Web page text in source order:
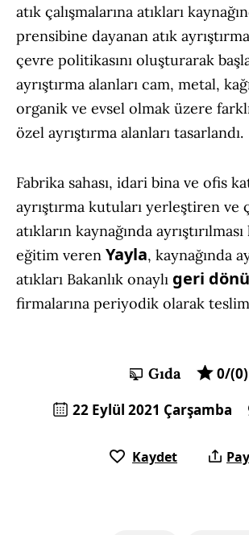
atık çalışmalarına atıkları
prensibine dayanan atık
çevre politikasını oluşturarak
ayrıştırma alanları cam, metal,
organik ve evsel olmak üzere
özel ayrıştırma alanları tasarlandı.
Fabrika sahası, idari bina ve ofis
ayrıştırma kutuları yerleştiren ve
atıkların kaynağında
eğitim veren Yayla, kaynağında
atıkları Bakanlık onaylı geri
firmalarına periyodik olarak
Gıda
0/(0)
22 Eylül 2021 Çarşamba
Kaydet